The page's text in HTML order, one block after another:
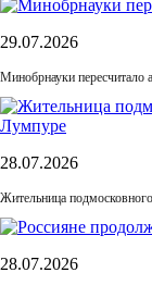
29.07.2026
Минобрнауки пересчитало
28.07.2026
Жительница
28.07.2026